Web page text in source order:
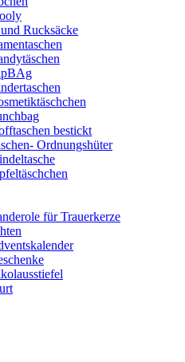
Rucksäcke
bestickt
Ordnungshüter
für Trauerkerze